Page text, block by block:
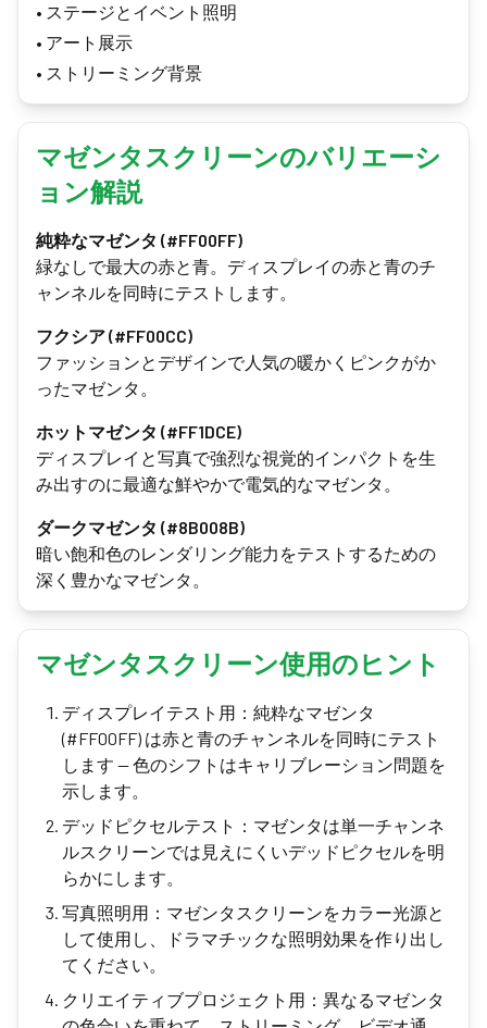
• ステージとイベント照明
• アート展示
• ストリーミング背景
マゼンタスクリーンのバリエーシ
ョン解説
純粋なマゼンタ (#FF00FF)
緑なしで最大の赤と青。ディスプレイの赤と青のチ
ャンネルを同時にテストします。
フクシア (#FF00CC)
ファッションとデザインで人気の暖かくピンクがか
ったマゼンタ。
ホットマゼンタ (#FF1DCE)
ディスプレイと写真で強烈な視覚的インパクトを生
み出すのに最適な鮮やかで電気的なマゼンタ。
ダークマゼンタ (#8B008B)
暗い飽和色のレンダリング能力をテストするための
深く豊かなマゼンタ。
マゼンタスクリーン使用のヒント
ディスプレイテスト用：純粋なマゼンタ
(#FF00FF) は赤と青のチャンネルを同時にテスト
します — 色のシフトはキャリブレーション問題を
示します。
デッドピクセルテスト：マゼンタは単一チャンネ
ルスクリーンでは見えにくいデッドピクセルを明
らかにします。
写真照明用：マゼンタスクリーンをカラー光源と
して使用し、ドラマチックな照明効果を作り出し
てください。
クリエイティブプロジェクト用：異なるマゼンタ